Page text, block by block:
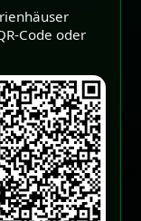
Code oder